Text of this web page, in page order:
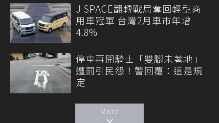
J SPACE翻轉戰局奪回輕型商
用車冠軍 台灣2月車市年增
4.8%
停車再開騎士「雙腳未著地」
遭罰引民怨！警回覆：這是規
定
More